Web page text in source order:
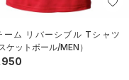
ーム リバーシブル Tシャツ
ケットボール/MEN）